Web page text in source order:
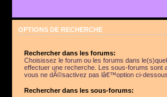
OPTIONS DE RECHERCHE
Rechercher dans les forums:
Choisissez le forum ou les forums dans
effectuer une recherche. Les sous-forums sont
vous ne dÃ©sactivez pas lâ€™option ci-
Rechercher dans les sous-forums: